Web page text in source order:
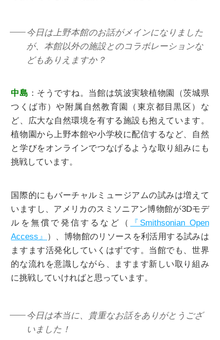
今日は上野本館のお話がメインになりました
が、本館以外の施設とのコラボレーションな
どもありえますか？
中島 ：そうですね。当館は筑波実験植物園（茨城県
つくば市）や附属自然教育園（東京都目黒区）な
ど、広大な自然環境を有する施設も抱えています。
植物園から上野本館や小学校に配信するなど、自然
と学びをオンラインでつなげるような取り組みにも
挑戦しています。
国際的にもバーチャルミュージアムの試みは増えて
いますし、アメリカのスミソニアン博物館が3Dモデ
ルを無償で発信するなど（
『Smithsonian Open
Access』 ）、博物館のリソースを利活用する試みは
ますます活発化していくはずです。当館でも、世界
的な流れを意識しながら、ますます新しい取り組み
に挑戦していければと思っています。
今日は本当に、貴重なお話をありがとうござ
いました！